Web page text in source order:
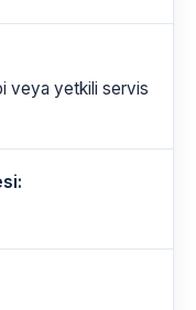
veya yetkili servis